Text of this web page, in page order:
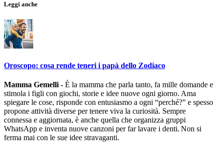
Leggi anche
Oroscopo: cosa rende teneri i papà dello Zodiaco
Mamma Gemelli - È la mamma che parla tanto, fa mille domande e
stimola i figli con giochi, storie e idee nuove ogni giorno. Ama
spiegare le cose, risponde con entusiasmo a ogni “perché?” e spesso
propone attività diverse per tenere viva la curiosità. Sempre
connessa e aggiornata, è anche quella che organizza gruppi
WhatsApp e inventa nuove canzoni per far lavare i denti. Non si
ferma mai con le sue idee stravaganti.